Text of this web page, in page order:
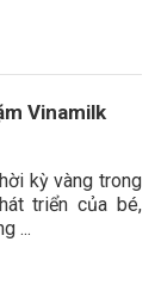
Vinamilk
kỳ vàng trong
triển của bé,
...